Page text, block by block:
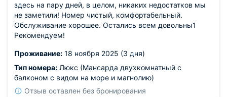
здесь на пару дней, в целом, никаких недостатков мы
не заметили! Номер чистый, комфортабельный.
Обслуживание хорошее. Остались всем довольны1
Рекомендуем!
Проживание: 18 ноября 2025 (3 дня)
Тип номера: Люкс (Мансарда двухкомнатный с
балконом с видом на море и магнолию)
Отзыв оставлен без бронирования